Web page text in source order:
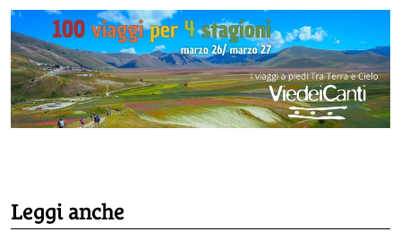
Leggi anche